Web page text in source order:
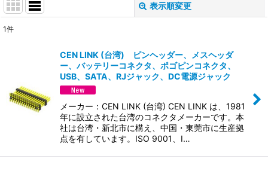
表示順変更
絞り込む
1件
CEN LINK (台湾) ピンヘッダー、メスヘッダ
ー、バッテリーコネクタ、ポゴピンコネクタ、
USB、SATA、RJジャック、DC電源ジャック
メーカー：CEN LINK (台湾) CEN LINK は、1981
年に設立された台湾のコネクタメーカーです。本
社は台湾・新北市に構え、中国・東莞市に生産拠
点を有しています。ISO 9001、I…